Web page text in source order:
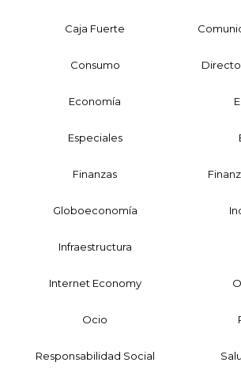
Caja Fuerte
Consumo
Economía
Especiales
Finanzas
Globoeconomía
Infraestructura
Internet Economy
Ocio
Responsabilidad Social